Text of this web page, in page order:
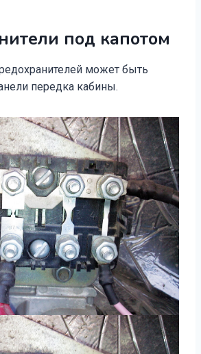
под капотом
может быть
передка кабины.